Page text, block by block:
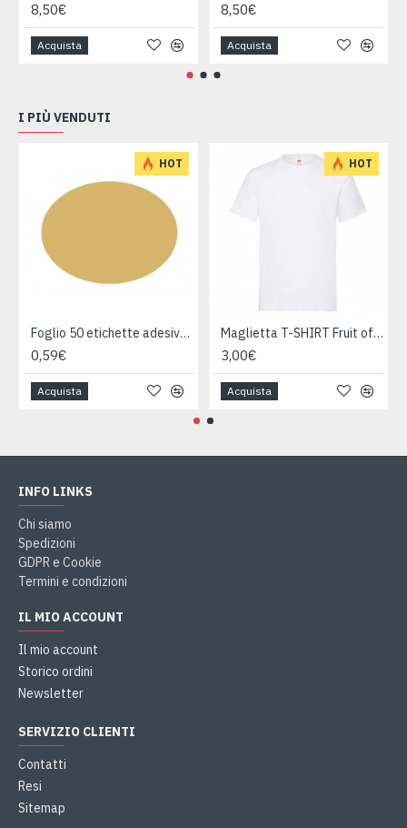
8,50€
Acquista
8,50€
Acquista
I PIÙ VENDUTI
HOT
Foglio 50 etichette adesive ovali ORO mm 36x27
0,59€
Acquista
HOT
Maglietta T-SHIRT Fruit of The Loom HEAVY varie taglie
3,00€
Acquista
INFO LINKS
Chi siamo
Spedizioni
GDPR e Cookie
Termini e condizioni
IL MIO ACCOUNT
Il mio account
Storico ordini
Newsletter
SERVIZIO CLIENTI
Contatti
Resi
Sitemap